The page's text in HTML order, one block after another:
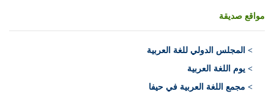
مواقع صديقة
> المجلس الدولي للغة العربية
> يوم اللغة العربية
> مجمع اللغة العربية في حيفا